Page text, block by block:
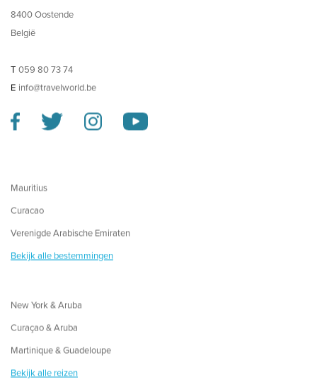
8400 Oostende
België
T 059 80 73 74
E info@travelworld.be
Mauritius
Curacao
Verenigde Arabische Emiraten
Bekijk alle bestemmingen
New York & Aruba
Curaçao & Aruba
Martinique & Guadeloupe
Bekijk alle reizen